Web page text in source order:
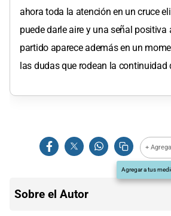
ahora toda la atención en un cruce
puede darle aire y una señal positiva
partido aparece además en un
las dudas que rodean la continuidad
+
Agregar a tus
Sobre el Autor